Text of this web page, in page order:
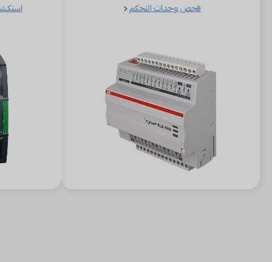
فحص وحدات التحكم